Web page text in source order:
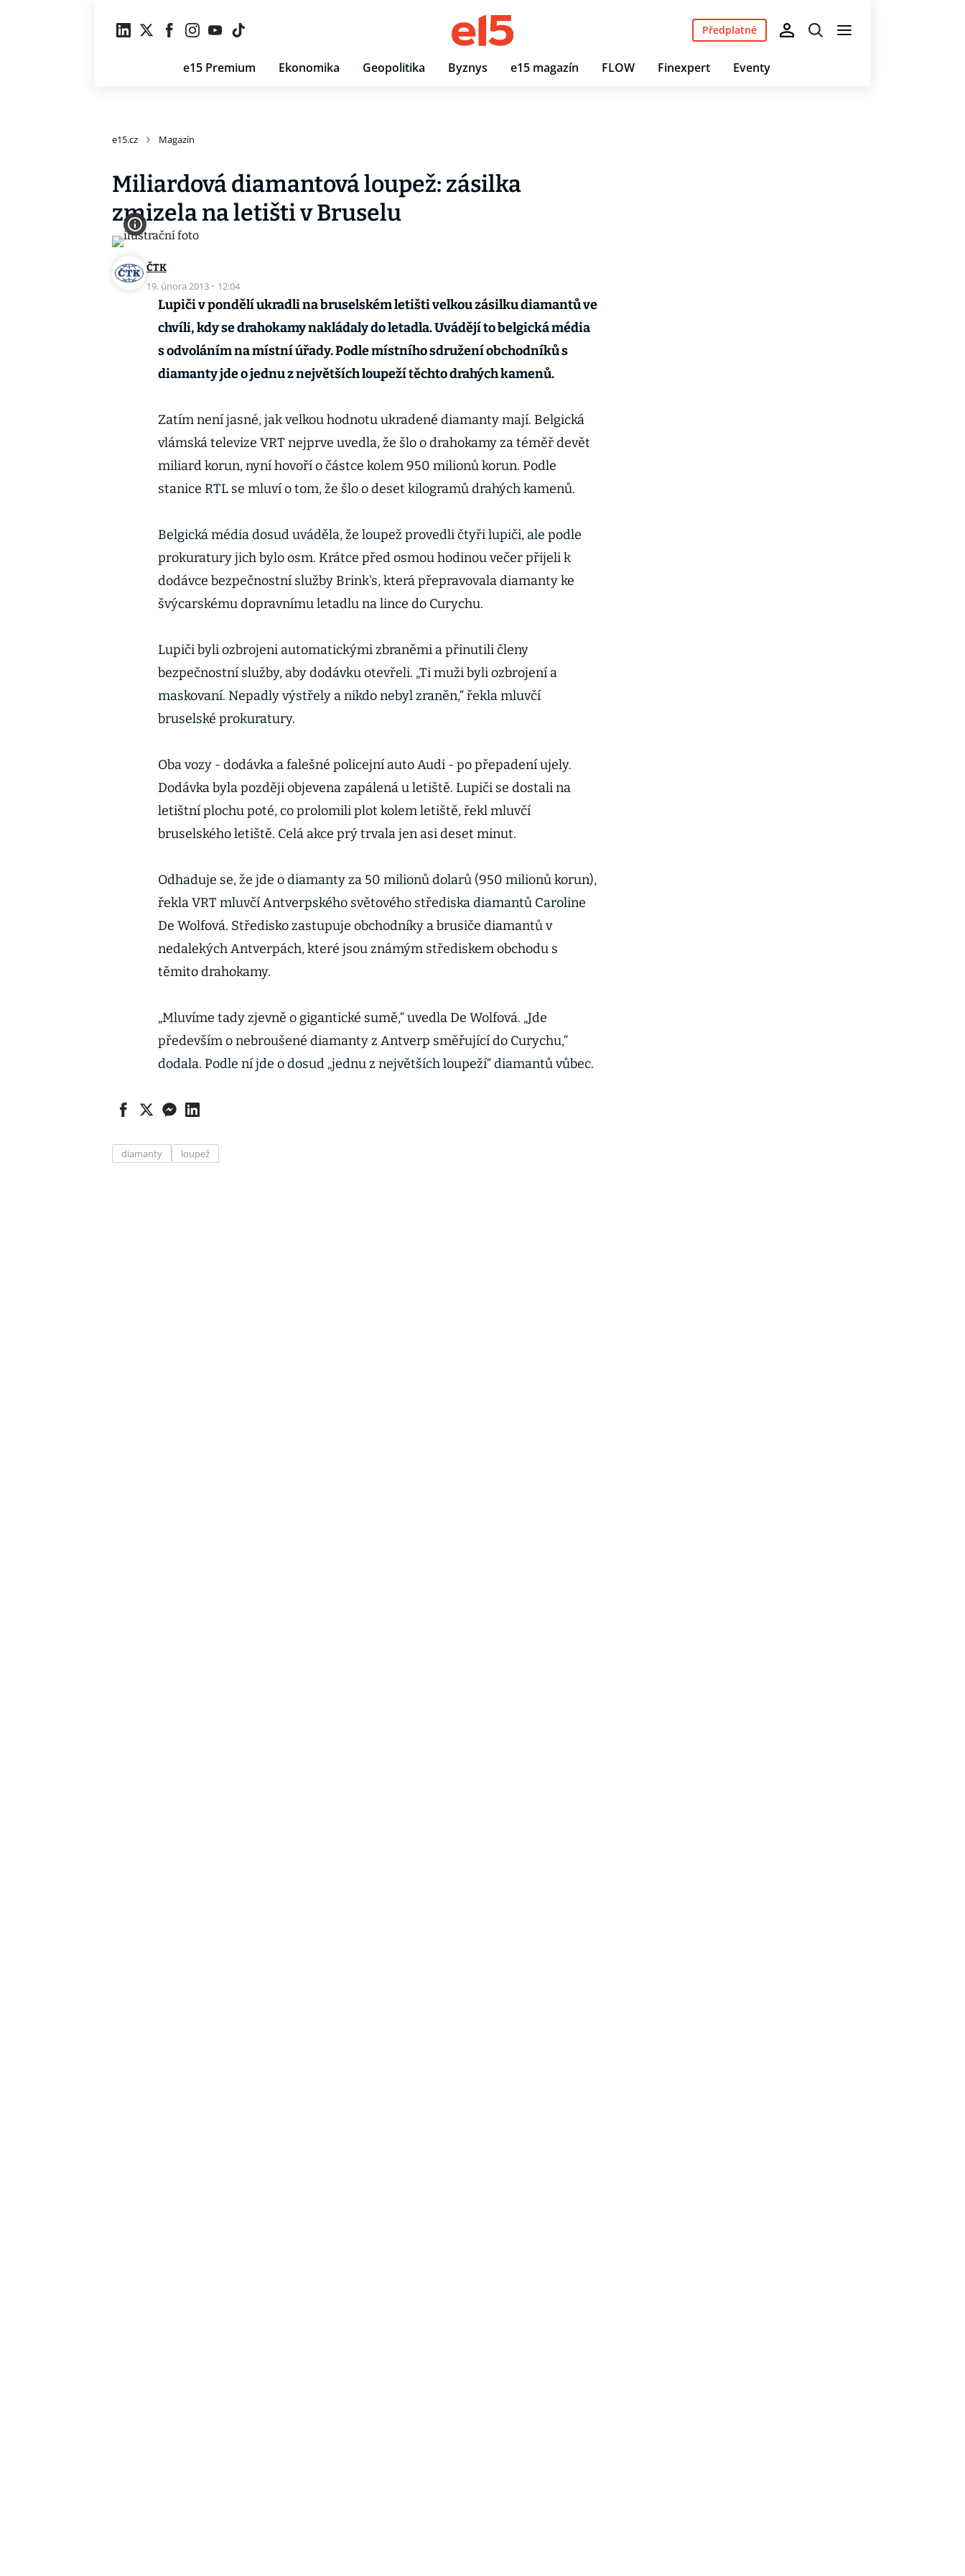
e15 Premium Ekonomika Geopolitika Byznys e15 magazín FLOW Finexpert Eventy
Předplatné
e15.cz Magazín
Miliardová diamantová loupež: zásilka
zmizela na letišti v Bruselu
ČTK
19. února 2013 · 12:04
Lupiči v pondělí ukradli na bruselském letišti velkou zásilku diamantů ve
chvíli, kdy se drahokamy nakládaly do letadla. Uvádějí to belgická média
s odvoláním na místní úřady. Podle místního sdružení obchodníků s
diamanty jde o jednu z největších loupeží těchto drahých kamenů.
Zatím není jasné, jak velkou hodnotu ukradené diamanty mají. Belgická
vlámská televize VRT nejprve uvedla, že šlo o drahokamy za téměř devět
miliard korun, nyní hovoří o částce kolem 950 milionů korun. Podle
stanice RTL se mluví o tom, že šlo o deset kilogramů drahých kamenů.
Belgická média dosud uváděla, že loupež provedli čtyři lupiči, ale podle
prokuratury jich bylo osm. Krátce před osmou hodinou večer přijeli k
dodávce bezpečnostní služby Brink's, která přepravovala diamanty ke
švýcarskému dopravnímu letadlu na lince do Curychu.
Lupiči byli ozbrojeni automatickými zbraněmi a přinutili členy
bezpečnostní služby, aby dodávku otevřeli. „Ti muži byli ozbrojení a
maskovaní. Nepadly výstřely a nikdo nebyl zraněn,“ řekla mluvčí
bruselské prokuratury.
Oba vozy - dodávka a falešné policejní auto Audi - po přepadení ujely.
Dodávka byla později objevena zapálená u letiště. Lupiči se dostali na
letištní plochu poté, co prolomili plot kolem letiště, řekl mluvčí
bruselského letiště. Celá akce prý trvala jen asi deset minut.
Odhaduje se, že jde o diamanty za 50 milionů dolarů (950 milionů korun),
řekla VRT mluvčí Antverpského světového střediska diamantů Caroline
De Wolfová. Středisko zastupuje obchodníky a brusiče diamantů v
nedalekých Antverpách, které jsou známým střediskem obchodu s
těmito drahokamy.
„Mluvíme tady zjevně o gigantické sumě,“ uvedla De Wolfová. „Jde
především o nebroušené diamanty z Antverp směřující do Curychu,“
dodala. Podle ní jde o dosud „jednu z největších loupeží“ diamantů vůbec.
diamanty loupež